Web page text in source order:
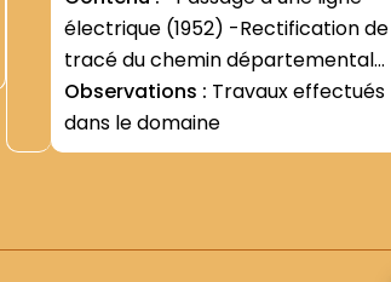
électrique (1952) -Rectification de
tracé du chemin départemental
""aux abords de la chapelle "" (1954)
Observations : Travaux effectués
dans le domaine